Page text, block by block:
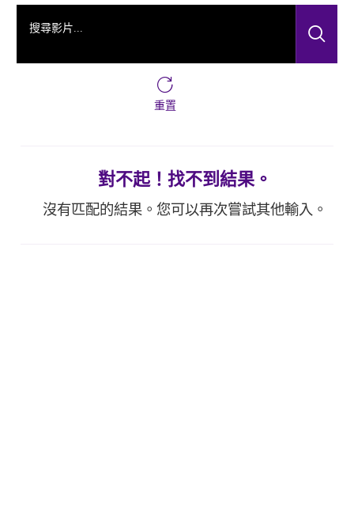
重置
對不起！找不到結果。
沒有匹配的結果。您可以再次嘗試其他輸入。